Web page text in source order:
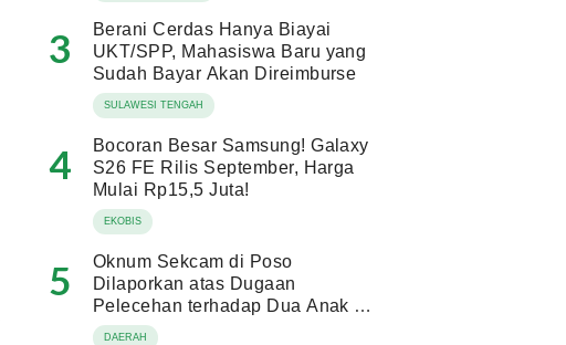
3
Berani Cerdas Hanya Biayai
UKT/SPP, Mahasiswa Baru yang
Sudah Bayar Akan Direimburse
SULAWESI TENGAH
4
Bocoran Besar Samsung! Galaxy
S26 FE Rilis September, Harga
Mulai Rp15,5 Juta!
EKOBIS
5
Oknum Sekcam di Poso
Dilaporkan atas Dugaan
Pelecehan terhadap Dua Anak di
Bawah Umur
DAERAH